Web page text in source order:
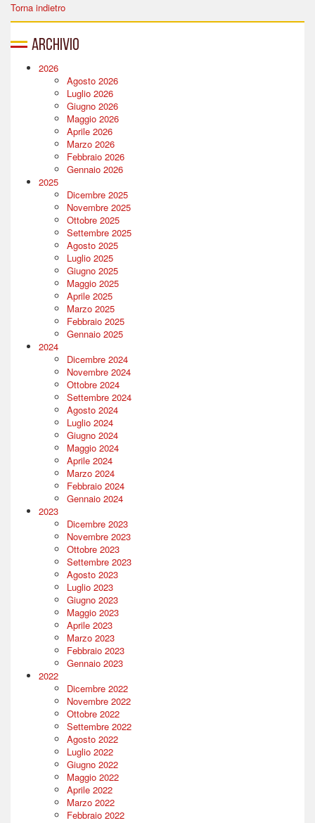
Torna indietro
Archivio
2026
Agosto 2026
Luglio 2026
Giugno 2026
Maggio 2026
Aprile 2026
Marzo 2026
Febbraio 2026
Gennaio 2026
2025
Dicembre 2025
Novembre 2025
Ottobre 2025
Settembre 2025
Agosto 2025
Luglio 2025
Giugno 2025
Maggio 2025
Aprile 2025
Marzo 2025
Febbraio 2025
Gennaio 2025
2024
Dicembre 2024
Novembre 2024
Ottobre 2024
Settembre 2024
Agosto 2024
Luglio 2024
Giugno 2024
Maggio 2024
Aprile 2024
Marzo 2024
Febbraio 2024
Gennaio 2024
2023
Dicembre 2023
Novembre 2023
Ottobre 2023
Settembre 2023
Agosto 2023
Luglio 2023
Giugno 2023
Maggio 2023
Aprile 2023
Marzo 2023
Febbraio 2023
Gennaio 2023
2022
Dicembre 2022
Novembre 2022
Ottobre 2022
Settembre 2022
Agosto 2022
Luglio 2022
Giugno 2022
Maggio 2022
Aprile 2022
Marzo 2022
Febbraio 2022